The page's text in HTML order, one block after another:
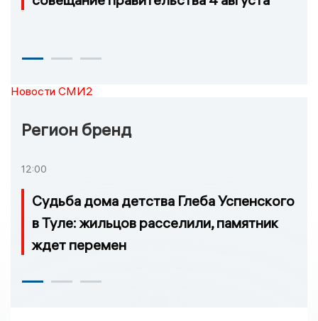
Новости СМИ2
Регион бренд
12:00
Судьба дома детства Глеба Успенского
в Туле: жильцов расселили, памятник
ждет перемен